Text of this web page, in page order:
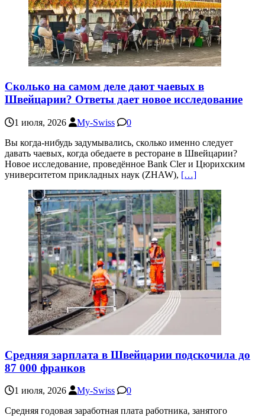
Сколько на самом деле дают чаевых в
Швейцарии? Ответы дает новое исследование
1 июля, 2026 My-Swiss
0
Вы когда-нибудь задумывались, сколько именно следует
давать чаевых, когда обедаете в ресторане в Швейцарии?
Новое исследование, проведённое Bank Cler и Цюрихским
университетом прикладных наук (ZHAW), […]
Средняя зарплата в Швейцарии подскочила до
87 000 франков
1 июля, 2026 My-Swiss
0
Средняя годовая заработная плата работника, занятого